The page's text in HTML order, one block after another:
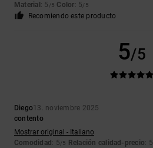
Material : 5 /5 Color: 5/5
Recomiendo este producto
5/5
Diego13. noviembre 2025
contento
Mostrar original - Italiano
Comodidad : 5/5 Relación calidad-precio: 5